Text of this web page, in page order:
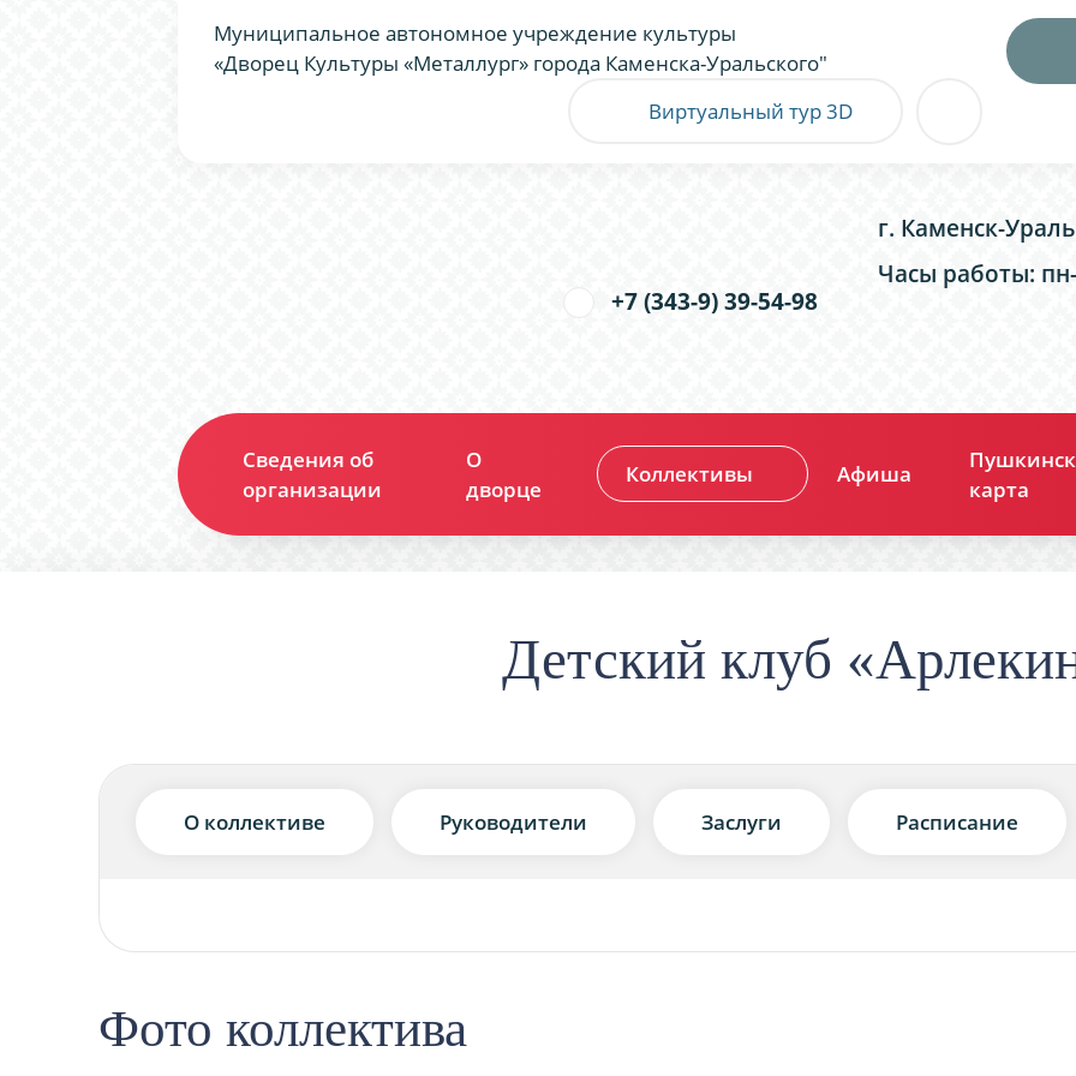
Муниципальное автономное учреждение культуры
«Дворец Культуры «Металлург» города Каменска-Уральского"
Виртуальный тур 3D
г. Каменск-
Часы работы:
+7 (343-9) 39-54-98
Сведения об
организации
О
дворце
Коллективы Афиша
карта
Детский клуб
О коллективе Руководители Заслуги Расписание
Фото коллектива